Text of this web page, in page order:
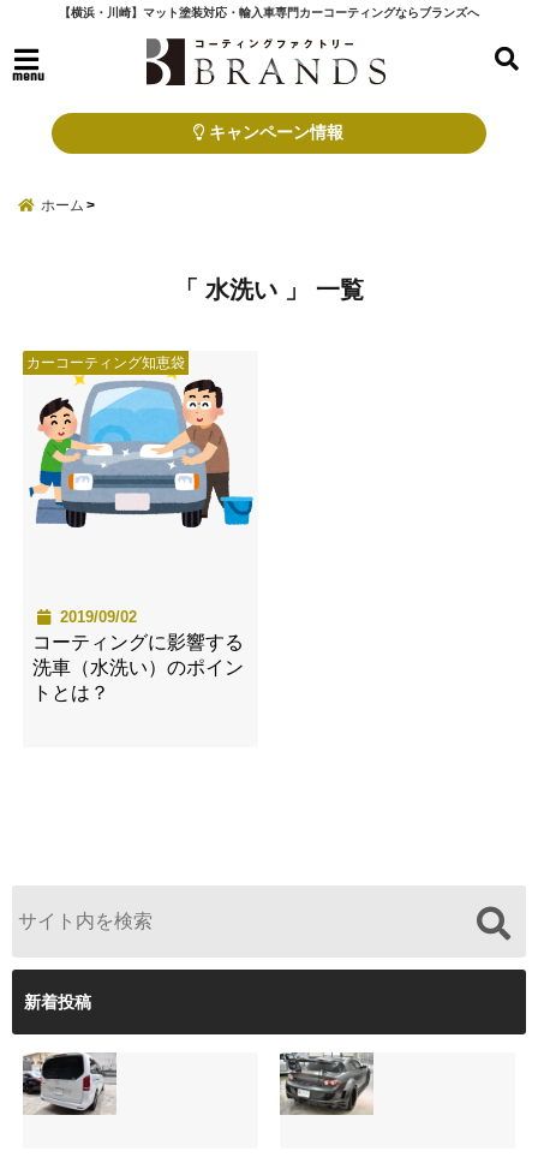
【横浜・川崎】マット塗装対応・輸入車専門カーコーティングならブランズへ
menu
キャンペーン情報
ホーム
「 水洗い 」 一覧
カーコーティング知恵袋
2019/09/02
コーティングに影響する
洗車（水洗い）のポイン
トとは？
新着投稿